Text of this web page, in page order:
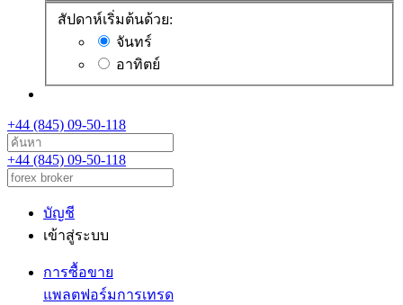
สัปดาห์เริ่มต้นด้วย:
จันทร์
อาทิตย์
+44 (845) 09-50-118
+44 (845) 09-50-118
บัญชี
เข้าสู่ระบบ
การซื้อขาย
แพลตฟอร์มการเทรด